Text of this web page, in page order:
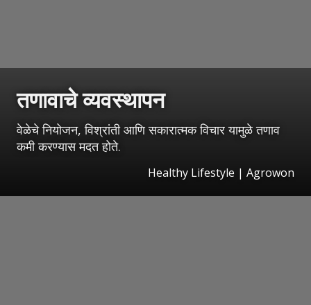
तणावाचे व्यवस्थापन
वेळेचे नियोजन, विश्रांती आणि सकारात्मक विचार यामुळे तणाव
कमी करण्यास मदत होते.
Healthy Lifestyle | Agrowon